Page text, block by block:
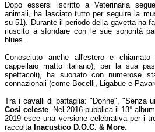
Dopo essersi iscritto a Veterinaria
animali, ha lasciato tutto per seguire la
su 51). Durante il periodo della gavetta ha
riuscito a sfondare con le sue sonorità
blues.
Conosciuto anche all'estero e chiamato
cappellaio matto italiano), per la sua
spettacoli), ha suonato con numerose
connazionali (come Bocelli, Ligabue e
Tra i cavalli di battaglia: "Donne", "Senza
Così celeste. Nel 2016 pubblica il 13° album
2019 esce una versione celebrativa per i
raccolta Inacustico D.O.C. & More.